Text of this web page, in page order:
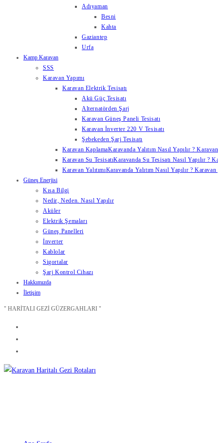
Adıyaman
Besni
Kahta
Gaziantep
Urfa
Kamp Karavan
SSS
Karavan Yapımı
Karavan Elektrik Tesisatı
Akü Güç Tesisatı
Alternatörden Şarj
Karavan Güneş Paneli Tesisatı
Karavan İnverter 220 V Tesisatı
Şebekeden Şarj Tesisatı
Karavan KaplamaKaravanda Yalıtım Nasıl Yapılır ?
Karavan Su TesisatıKaravanda Su Tesisatı Nasıl Yapılır ?
Karavan YalıtımıKaravanda Yalıtım Nasıl Yapılır ?
Güneş Enerjisi
Kısa Bilgi
Nedir, Neden. Nasıl Yapılır
Aküler
Elektrik Şemaları
Güneş Panelleri
İnverter
Kablolar
Sigortalar
Şarj Kontrol Cihazı
Hakkımızda
İletişim
" HARİTALI GEZİ GÜZERGAHLARI "